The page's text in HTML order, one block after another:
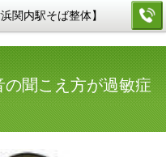
関内駅そば整体】
聞こえ方が過敏症